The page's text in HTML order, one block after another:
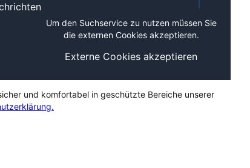
Um den Suchservice zu nutzen müssen Sie
die externen Cookies akzeptieren.
Externe Cookies akzeptieren
und komfortabel in geschützte Bereiche unserer